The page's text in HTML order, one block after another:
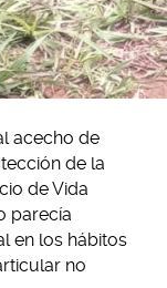
acecho de
de la
de Vida
parecía
en los hábitos
no